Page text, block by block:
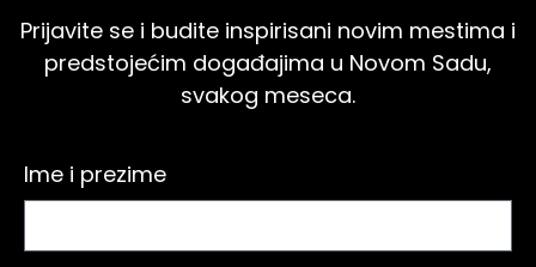
Prijavite se i budite inspirisani novim mestima i
predstojećim događajima u Novom Sadu,
svakog meseca.
Ime i prezime